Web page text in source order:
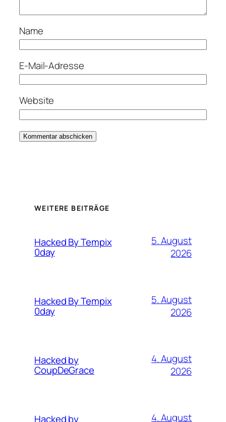
Name
E-Mail-Adresse
Website
WEITERE BEITRÄGE
Hacked By Tempix
0day
5. August
2026
Hacked By Tempix
0day
5. August
2026
Hacked by
CoupDeGrace
4. August
2026
Hacked by 4. August